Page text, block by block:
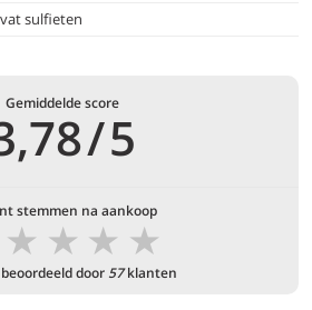
sulfieten
Gemiddelde score
/5
stemmen na aankoop
★
★
★
★
door 57klanten